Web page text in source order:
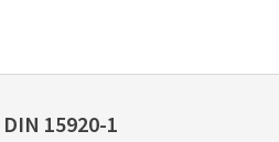
DIN 15920-1